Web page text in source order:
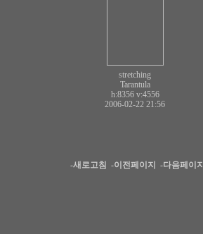
stretching
Tarantula
h:8356 v:4556
2006-02-22 21:56
-새로고침 -이전페이지 -다음페이지